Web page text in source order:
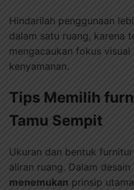
Hindarilah penggunaan
dalam satu ruang, karena
mengacaukan fokus visual
kenyamanan.
Tips Memilih
Tamu Sempit
Ukuran dan bentuk
aliran ruang. Dalam
menemukan prinsip